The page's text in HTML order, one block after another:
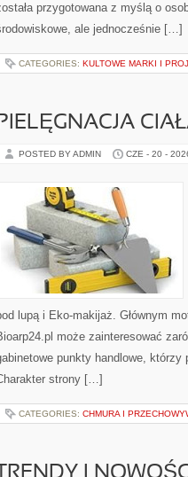
przygotowana z myślą o
ale jednocześnie […]
CATEGORIES: KULTOWE MARKI I
PIELĘGNACJA
POSTED BY ADMIN CZE - 20 -
lupą i Eko-makijaż. Głównym
może zainteresować
punkty handlowe,
strony […]
CATEGORIES: CHMURA I